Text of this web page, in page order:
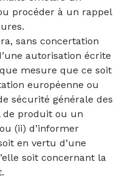
procéder à un rappel
sans concertation
autorisation écrite
mesure que ce soit
européenne ou
sécurité générale des
de produit ou un
(ii) d’informer
en vertu d’une
soit concernant la